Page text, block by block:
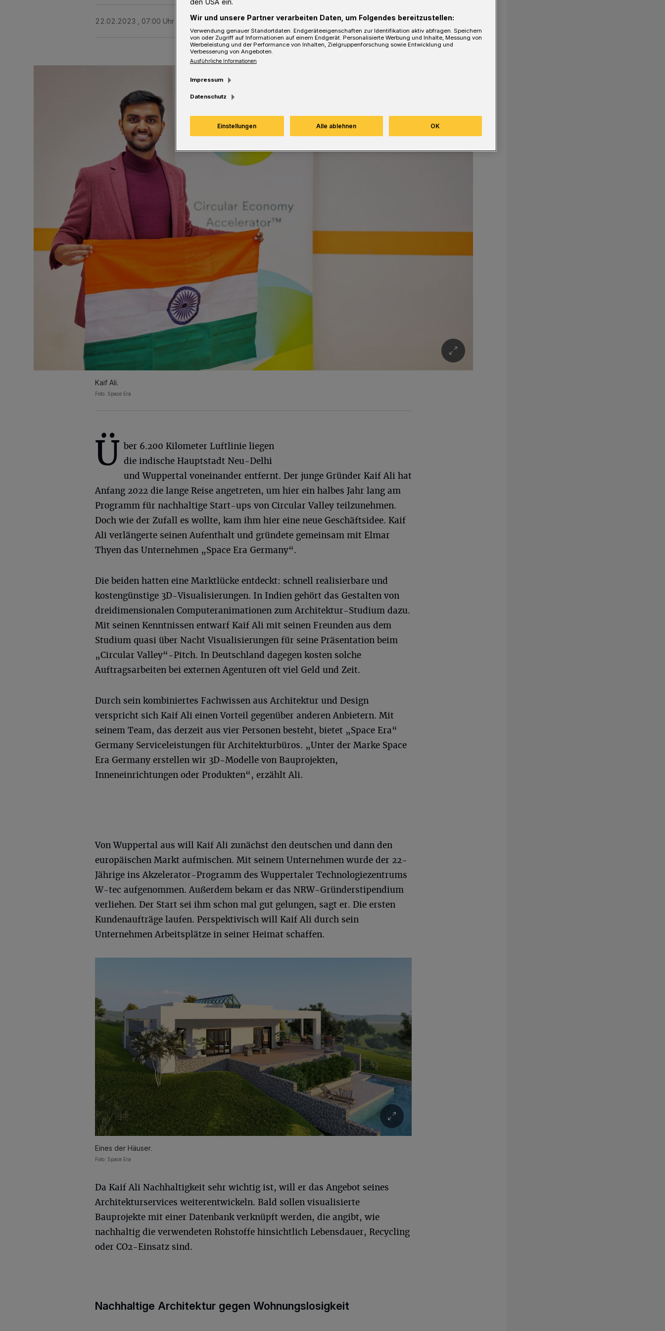
22.02.2023 , 07:00 Uhr 2 Minuten Lesezeit
Kaif Ali.
Foto: Space Era
Ü ber 6.200 Kilometer Luftlinie liegen
die indische Hauptstadt Neu-Delhi
und Wuppertal voneinander entfernt. Der junge Gründer Kaif Ali hat
Anfang 2022 die lange Reise angetreten, um hier ein halbes Jahr lang am
Programm für nachhaltige Start-ups von Circular Valley teilzunehmen.
Doch wie der Zufall es wollte, kam ihm hier eine neue Geschäftsidee. Kaif
Ali verlängerte seinen Aufenthalt und gründete gemeinsam mit Elmar
Thyen das Unternehmen „Space Era Germany“.
Die beiden hatten eine Marktlücke entdeckt: schnell realisierbare und
kostengünstige 3D-Visualisierungen. In Indien gehört das Gestalten von
dreidimensionalen Computeranimationen zum Architektur-Studium dazu.
Mit seinen Kenntnissen entwarf Kaif Ali mit seinen Freunden aus dem
Studium quasi über Nacht Visualisierungen für seine Präsentation beim
„Circular Valley“-Pitch. In Deutschland dagegen kosten solche
Auftragsarbeiten bei externen Agenturen oft viel Geld und Zeit.
Durch sein kombiniertes Fachwissen aus Architektur und Design
verspricht sich Kaif Ali einen Vorteil gegenüber anderen Anbietern. Mit
seinem Team, das derzeit aus vier Personen besteht, bietet „Space Era“
Germany Serviceleistungen für Architekturbüros. „Unter der Marke Space
Era Germany erstellen wir 3D-Modelle von Bauprojekten,
Inneneinrichtungen oder Produkten“, erzählt Ali.
Von Wuppertal aus will Kaif Ali zunächst den deutschen und dann den
europäischen Markt aufmischen. Mit seinem Unternehmen wurde der 22-
Jährige ins Akzelerator-Programm des Wuppertaler Technologiezentrums
W-tec aufgenommen. Außerdem bekam er das NRW-Gründerstipendium
verliehen. Der Start sei ihm schon mal gut gelungen, sagt er. Die ersten
Kundenaufträge laufen. Perspektivisch will Kaif Ali durch sein
Unternehmen Arbeitsplätze in seiner Heimat schaffen.
Eines der Häuser.
Foto: Space Era
Da Kaif Ali Nachhaltigkeit sehr wichtig ist, will er das Angebot seines
Architekturservices weiterentwickeln. Bald sollen visualisierte
Bauprojekte mit einer Datenbank verknüpft werden, die angibt, wie
nachhaltig die verwendeten Rohstoffe hinsichtlich Lebensdauer, Recycling
oder CO2-Einsatz sind.
Nachhaltige Architektur gegen Wohnungslosigkeit
den USA ein.
Wir und unsere Partner verarbeiten Daten, um Folgendes bereitzustellen:
Verwendung genauer Standortdaten. Endgeräteeigenschaften zur Identifikation aktiv abfragen. Speichern
von oder Zugriff auf Informationen auf einem Endgerät. Personalisierte Werbung und Inhalte, Messung von
Werbeleistung und der Performance von Inhalten, Zielgruppenforschung sowie Entwicklung und
Verbesserung von Angeboten.
Ausführliche Informationen
Impressum
Datenschutz
Einstellungen Alle ablehnen OK